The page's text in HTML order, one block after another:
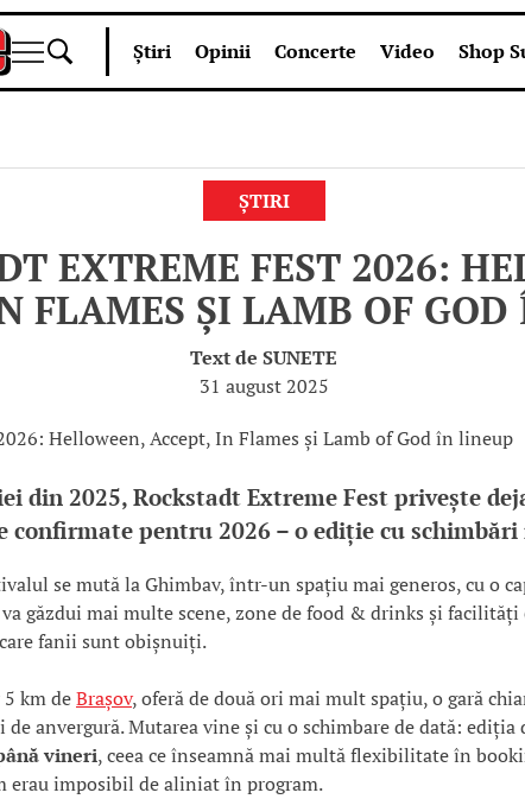
Știri Opinii Concerte Video Shop
ȘTIRI
EXTREME FEST 2026:
FLAMES ȘI LAMB OF
Text de SUNETE
31 august 2025
din 2025, Rockstadt Extreme Fest privește
confirmate pentru 2026 – o ediție cu schimbări
se mută la Ghimbav, într-un spațiu mai generos, cu o
găzdui mai multe scene, zone de food & drinks și
fanii sunt obișnuiți.
km deBrașov, oferă de două ori mai mult spațiu, o gară
anvergură. Mutarea vine și cu o schimbare de dată: ediția
vineri, ceea ce înseamnă mai multă flexibilitate în
erau imposibil de aliniat în program.